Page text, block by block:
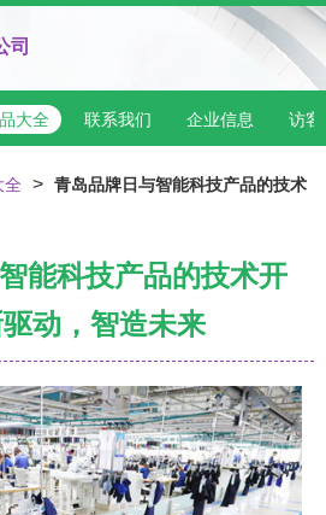
司
大全 联系我们 企业信息 访客
全 > 青岛品牌日与智能科技产品的技术
能科技产品的技术开
动，智造未来